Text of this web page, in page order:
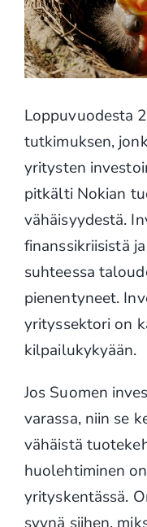
Loppuvuodesta
tutkimuksen,
yritysten
pitkälti Nokian
vähäisyydestä.
finanssikriisistä
suhteessa
pienentyneet.
yrityssektori on
kilpailukykyään.
Jos Suomen
varassa, niin se
vähäistä
huolehtiminen
yrityskentässä.
syynä siihen,